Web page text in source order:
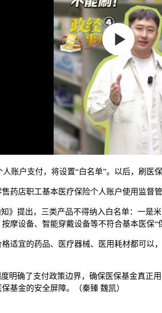
人账户支付，将设置“白名单”。以后，刷医
药店职工基本医疗保险个人账户使用监督
》提出，三类产品不得纳入白名单：一是
摩设备、智能穿戴设备等不符合基本医保“
适宜的药品、医疗器械、医用耗材都可
明确了支付政策边界，确保医保基金真正用
基金的安全屏障。
（秦臻 魏凯）